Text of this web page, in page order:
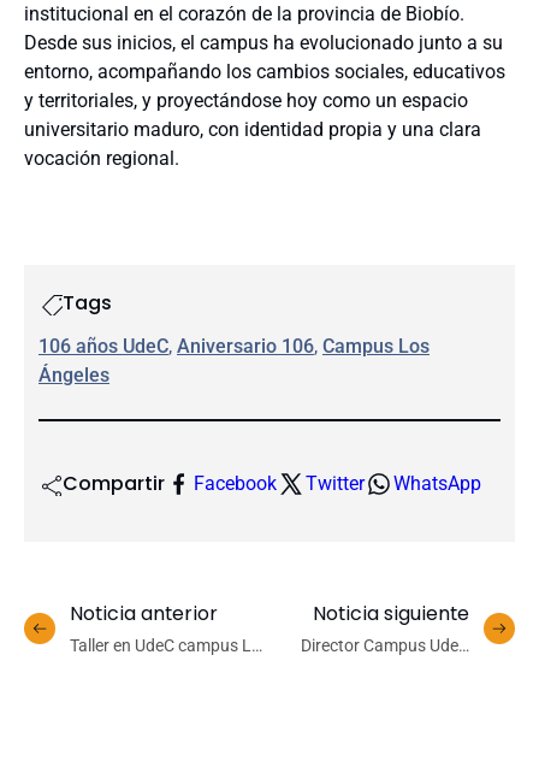
institucional en el corazón de la provincia de Biobío.
Desde sus inicios, el campus ha evolucionado junto a su
entorno, acompañando los cambios sociales, educativos
y territoriales, y proyectándose hoy como un espacio
universitario maduro, con identidad propia y una clara
vocación regional.
Tags
106 años UdeC, Aniversario 106, Campus Los
Ángeles
Compartir Facebook Twitter WhatsApp
Noticia anterior
Taller en UdeC campus Los
Noticia siguiente
Director Campus UdeC